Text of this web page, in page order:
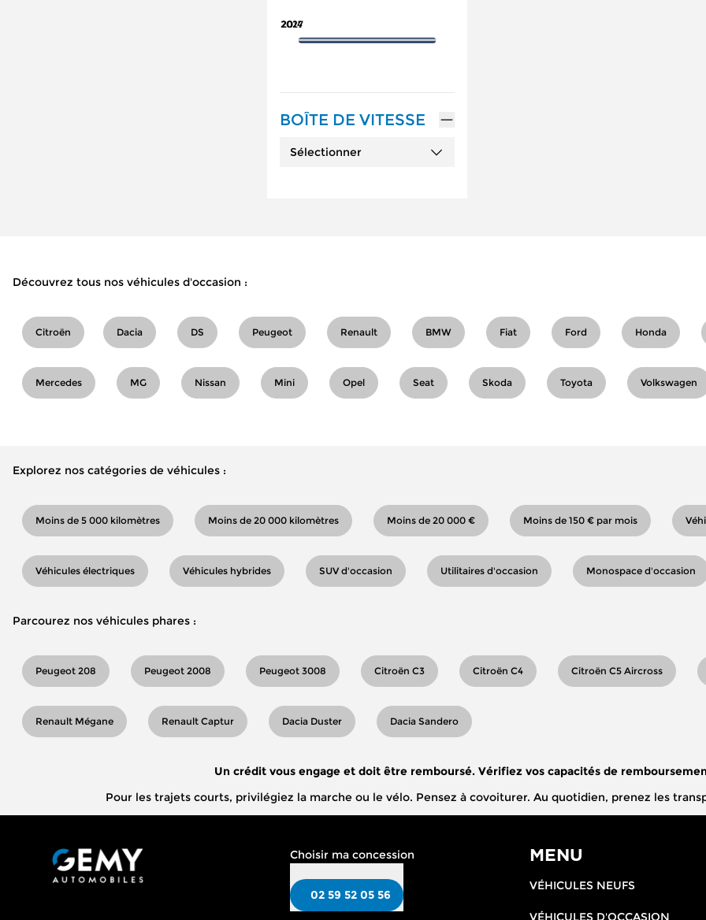
2014
2027
BOÎTE DE VITESSE
Sélectionner
Découvrez tous nos véhicules d'occasion :
Citroën Dacia DS Peugeot Renault BMW Fiat Ford Honda
Mercedes MG Nissan Mini Opel Seat Skoda Toyota Volkswagen
Explorez nos catégories de véhicules :
Moins de 5 000 kilomètres Moins de 20 000 kilomètres Moins de 20 000 € Moins de 150 € par mois
Véhicules électriques Véhicules hybrides SUV d'occasion Utilitaires d'occasion Monospace d'occasion
Parcourez nos véhicules phares :
Peugeot 208 Peugeot 2008 Peugeot 3008 Citroën C3 Citroën C4 Citroën C5 Aircross
Renault Mégane Renault Captur Dacia Duster Dacia Sandero
Un crédit vous engage et doit être remboursé. Vérifiez vos capacités de
Pour les trajets courts, privilégiez la marche ou le vélo. Pensez à covoiturer. Au quotidien, prenez les
Choisir ma concession
02 59 52 05 56
MENU
VÉHICULES NEUFS
VÉHICULES D'OCCASION